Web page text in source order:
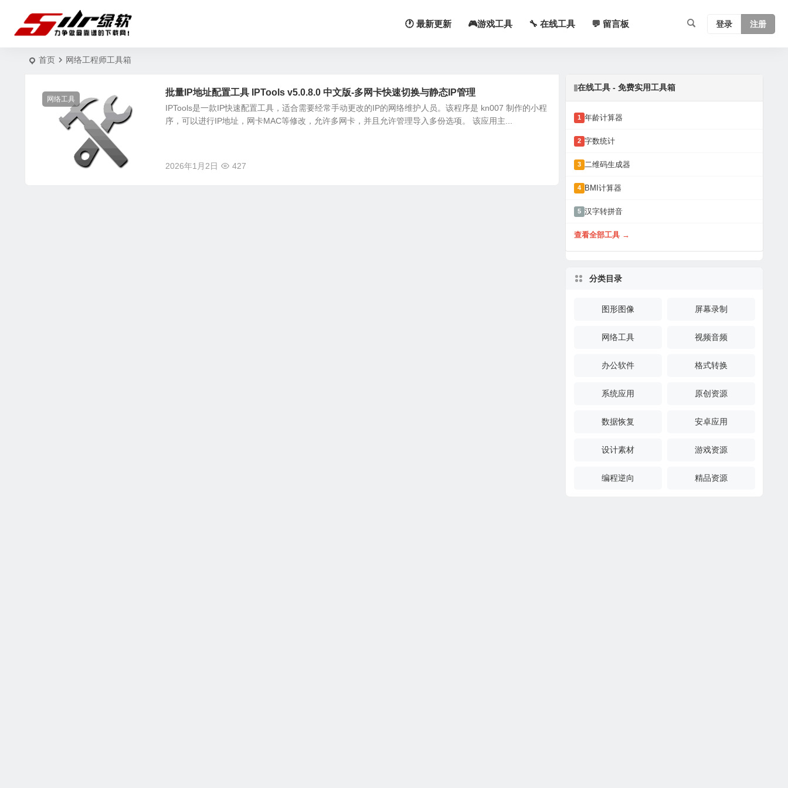
🕐 最新更新 🎮游戏工具 🔧 在线工具 💬 留言板 登录 注册
首页 网络工程师工具箱
网络工具
批量IP地址配置工具 IPTools v5.0.8.0 中文版-多网卡快速切换与静态IP管理
IPTools是一款IP快速配置工具，适合需要经常手动更改的IP的网络维护人员。该程序是 kn007 制作的小程
序，可以进行IP地址，网卡MAC等修改，允许多网卡，并且允许管理导入多份选项。 该应用主...
2026年1月2日 427
在线工具 - 免费实用工具箱
1 年龄计算器
2 字数统计
3 二维码生成器
4 BMI计算器
5 汉字转拼音
查看全部工具 →
分类目录
图形图像 屏幕录制
网络工具 视频音频
办公软件 格式转换
系统应用 原创资源
数据恢复 安卓应用
设计素材 游戏资源
编程逆向 精品资源